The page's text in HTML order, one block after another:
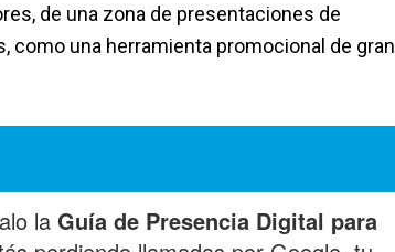
de una zona de presentaciones de
como una herramienta promocional de gran